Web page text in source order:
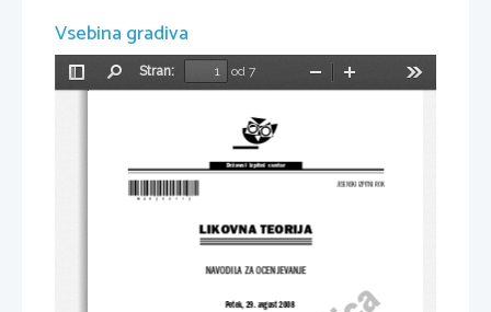
Vsebina gradiva
Preklopi
Stran:
od 7
Pomanjšaj
LIKOVNA TEORIJA
JESENSKI IZPITNI ROK
Državni  izpitni  center
NAVODILA ZA OCENJEVANJE
Petek, 29. avgust 2008